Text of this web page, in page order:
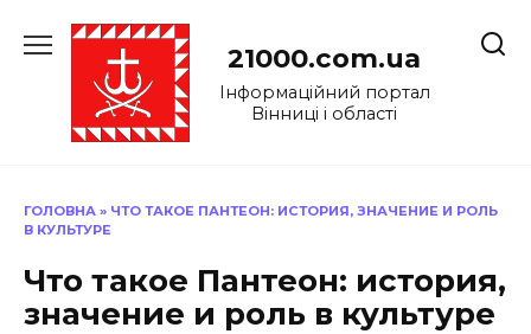
до
21000.com.ua
Інформаційний портал
Вінниці і області
ГОЛОВНА » ЧТО ТАКОЕ ПАНТЕОН: ИСТОРИЯ, ЗНАЧЕНИЕ И РОЛЬ
В КУЛЬТУРЕ
Что такое Пантеон: история,
значение и роль в культуре